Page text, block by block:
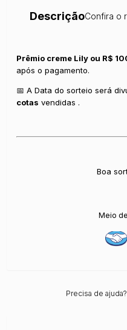
DescriçãoConfira o
Prêmio creme Lily ou R$
após o pagamento.
📅 A Data do sorteio será
cotas vendidas .
Boa
Meio
Precisa de ajuda?